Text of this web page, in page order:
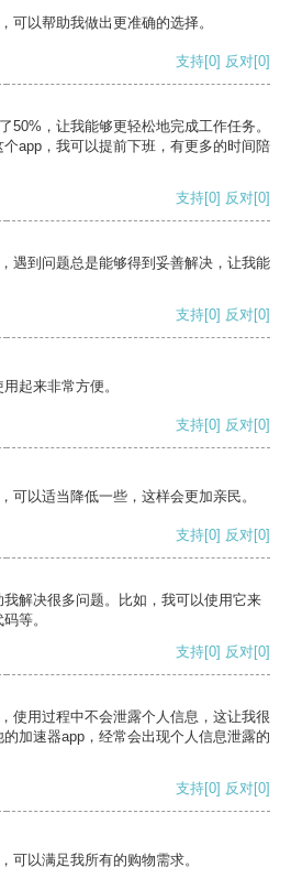
可以帮助我做出更准确的选择。
支持[0] 反对[0]
50%，让我能够更轻松地完成工作任务。
app，我可以提前下班，有更多的时间陪
支持[0] 反对[0]
遇到问题总是能够得到妥善解决，让我能
支持[0] 反对[0]
起来非常方便。
支持[0] 反对[0]
可以适当降低一些，这样会更加亲民。
支持[0] 反对[0]
解决很多问题。比如，我可以使用它来
等。
支持[0] 反对[0]
使用过程中不会泄露个人信息，这让我很
加速器app，经常会出现个人信息泄露的
支持[0] 反对[0]
可以满足我所有的购物需求。